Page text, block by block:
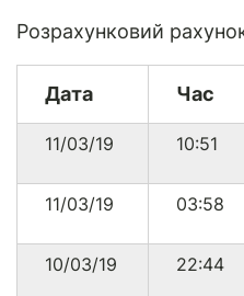
Розрахунковий
Дата Час
11/03/19 10:51
11/03/19
03:58
10/03/19
22:44